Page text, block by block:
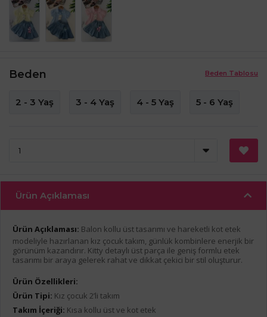
Beden Tablosu
Beden
2 - 3 Yaş 3 - 4 Yaş 4 - 5 Yaş 5 - 6 Yaş
Ürün Açıklaması
Ürün Açıklaması: Balon kollu üst tasarımı ve hareketli kot etek
modeliyle hazırlanan kız çocuk takım, günlük kombinlere enerjik bir
görünüm kazandırır. Kitty detaylı üst parça ile geniş formlu etek
tasarımı bir araya gelerek rahat ve dikkat çekici bir stil oluşturur.
Ürün Özellikleri:
Ürün Tipi: Kız çocuk 2’li takım
Takım İçeriği: Kısa kollu üst ve kot etek